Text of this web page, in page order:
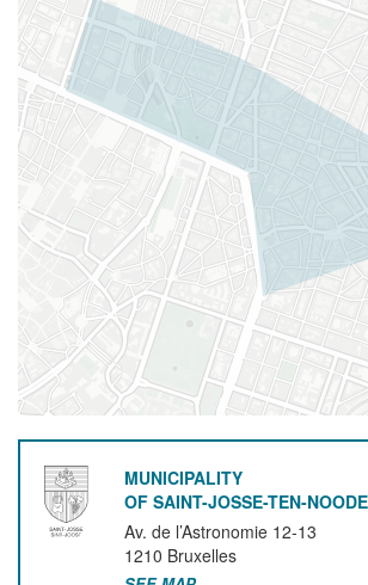
MUNICIPALITY
OF SAINT-JOSSE-TEN-NOODE
Av. de l’Astronomie 12-13
1210 Bruxelles